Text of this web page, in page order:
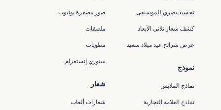
نموذج
نماذج الملابس
نماذج العلامة التجارية
صور مصغرة يوتيوب
ملصقات
مطويات
ستوري إنستغرام
شعار
شعارات ألعاب
تجسيد بصري للموسيقى
كشف شعار ثلاثي الأبعاد
عرض شرائح عيد ميلاد سعيد